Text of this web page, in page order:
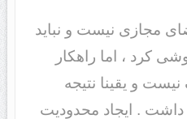
مجازی نیست و نباید
کرد ، اما راهکار
و یقینا نتیجه
داشت . ایجاد محدودیت